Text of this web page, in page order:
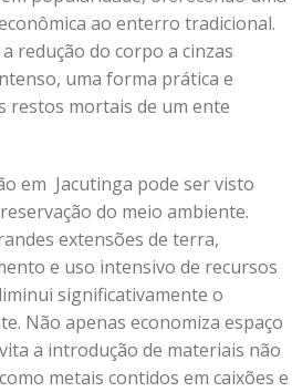
ao enterro tradicional.
redução do corpo a cinzas
uma forma prática e
restos mortais de um ente
em Jacutinga pode ser visto
do meio ambiente.
extensões de terra,
e uso intensivo de recursos
significativamente o
Não apenas economiza espaço
a introdução de materiais não
metais contidos em caixões e